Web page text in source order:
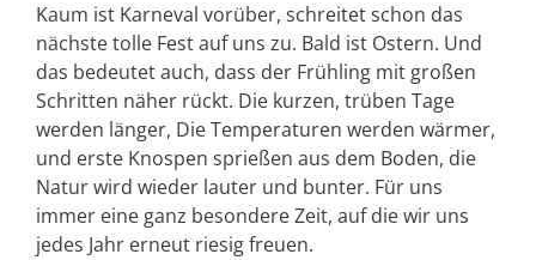
Kaum ist Karneval vorüber, schreitet schon das
nächste tolle Fest auf uns zu. Bald ist Ostern. Und
das bedeutet auch, dass der Frühling mit großen
Schritten näher rückt. Die kurzen, trüben Tage
werden länger, Die Temperaturen werden wärmer,
und erste Knospen sprießen aus dem Boden, die
Natur wird wieder lauter und bunter. Für uns
immer eine ganz besondere Zeit, auf die wir uns
jedes Jahr erneut riesig freuen.